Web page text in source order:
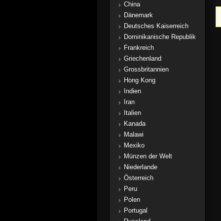
China
Dänemark
Deutsches Kaiserreich
Dominikanische Republik
Frankreich
Griechenland
Grossbritannien
Hong Kong
Indien
Iran
Italien
Kanada
Malawi
Mexiko
Münzen der Welt
Niederlande
Österreich
Peru
Polen
Portugal